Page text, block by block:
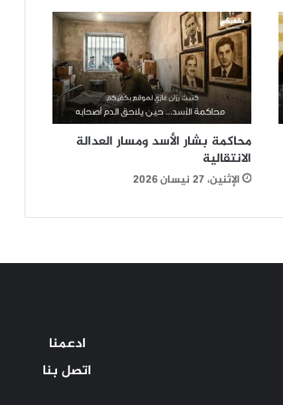
محاكمة بشار الأسد ومسار العدالة
الانتقالية
الإثنين، 27 نيسان 2026
ادعمنا
اتصل بنا